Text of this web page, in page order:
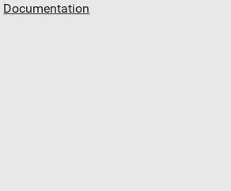
Documentation